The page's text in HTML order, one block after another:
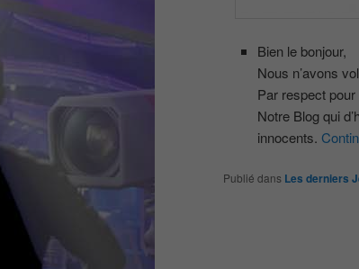
Bien le bonjour,
Nous n’avons
Par respect
Notre Blog qui
innocents.
Publié dans Les derniers